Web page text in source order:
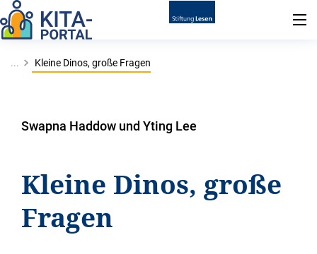
... Kleine Dinos, große Fragen
Swapna Haddow und Yting Lee
Kleine Dinos, große
Fragen